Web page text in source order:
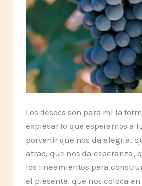
Los deseos son para mi la
expresar lo que esperamos a
porvenir que nos da alegría,
atrae, que nos da esperanza,
los lineamientos para
el presente, que nos coloca